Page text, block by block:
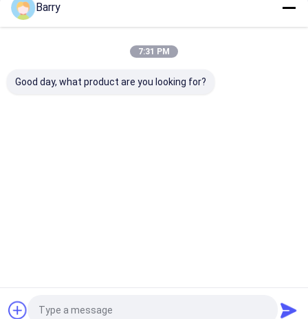
Barry
7:31 PM
Good day, what product are you looking for?